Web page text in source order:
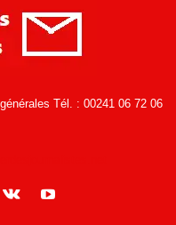
Tél. : 00241 06 72 06